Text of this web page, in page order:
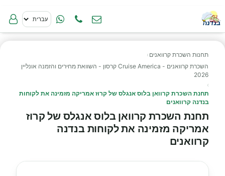
תחנות השכרת קרוואנים ›
השכרת קרוואנים - Cruise America קרסון - השוואת מחירים והזמנה אונליין
2026
›
תחנת השכרת קרוואן בלוס אנגלס של קרוז אמריקה מזמינה את לקוחות
בנדנה קרוואנים
תחנת השכרת קרוואן בלוס אנגלס של קרוז
אמריקה מזמינה את לקוחות בנדנה
קרוואנים